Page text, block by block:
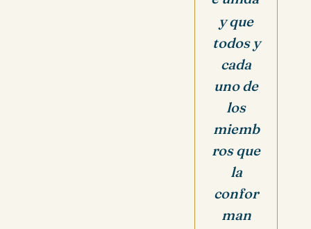
y que
todos y
cada
uno de
los
miemb
ros que
la
confor
man